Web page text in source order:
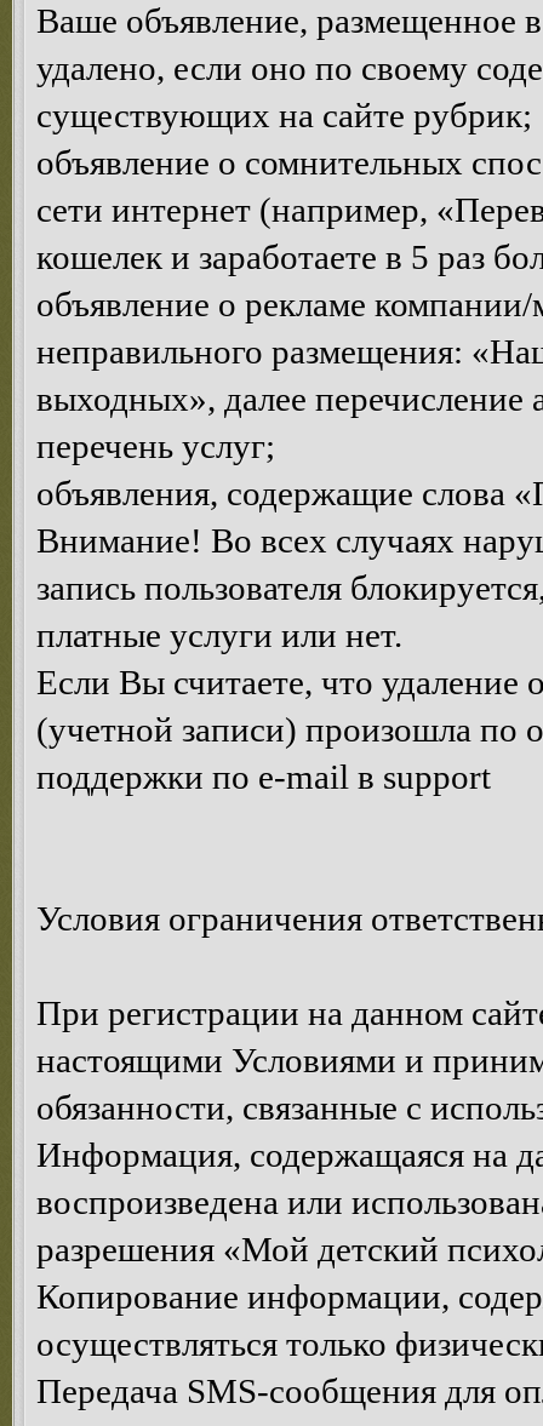
Ваше объявление, размещенное
удалено, если оно по своему
существующих на сайте рубрик;
объявление о сомнительных
сети интернет (например,
кошелек и заработаете в 5 раз
объявление о рекламе
неправильного размещения:
выходных», далее перечисление
перечень услуг;
объявления, содержащие слова
Внимание! Во всех случаях
запись пользователя
платные услуги или нет.
Если Вы считаете, что удаление
(учетной записи) произошла по
поддержки по e-mail в support
Условия ограничения
При регистрации на данном
настоящими Условиями и
обязанности, связанные с
Информация, содержащаяся на
воспроизведена или
разрешения «Мой детский
Копирование информации,
осуществляться только
Передача SMS-сообщения для